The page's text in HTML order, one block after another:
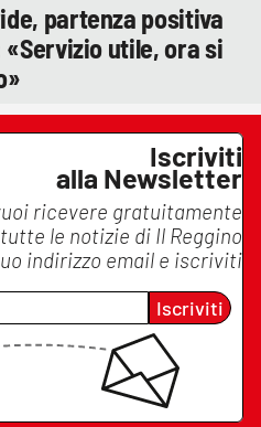
partenza positiva
utile, ora si
Iscriviti
alla Newsletter
ricevere gratuitamente
tutte le notizie di Il Reggino
indirizzo email e iscriviti
Iscriviti